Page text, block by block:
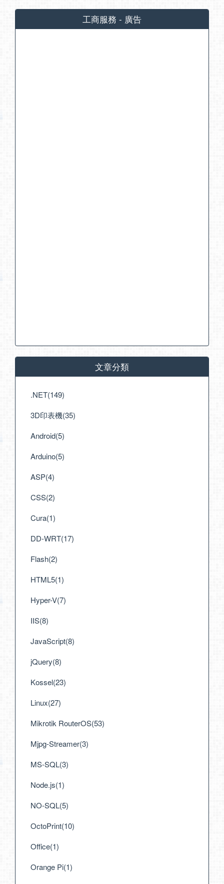
工商服務 - 廣告
文章分類
.NET(149)
3D印表機(35)
Android(5)
Arduino(5)
ASP(4)
CSS(2)
Cura(1)
DD-WRT(17)
Flash(2)
HTML5(1)
Hyper-V(7)
IIS(8)
JavaScript(8)
jQuery(8)
Kossel(23)
Linux(27)
Mikrotik RouterOS(53)
Mjpg-Streamer(3)
MS-SQL(3)
Node.js(1)
NO-SQL(5)
OctoPrint(10)
Office(1)
Orange Pi(1)